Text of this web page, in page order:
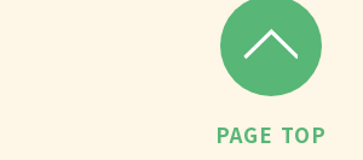
PAGE TOP